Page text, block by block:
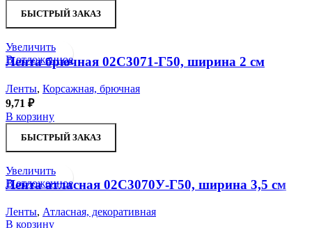
БЫСТРЫЙ ЗАКАЗ
Увеличить
В отложенное
Лента брючная 02С3071-Г50, ширина 2 см
Ленты, Корсажная, брючная
9,71 ₽
В корзину
БЫСТРЫЙ ЗАКАЗ
Увеличить
В отложенное
Лента атласная 02С3070У-Г50, ширина 3,5 см
Ленты, Атласная, декоративная
В корзину